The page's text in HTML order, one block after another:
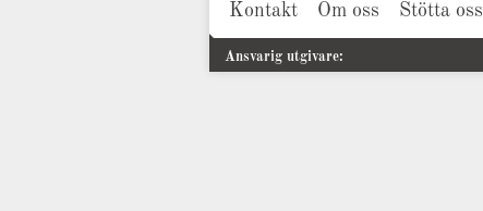
Kontakt Om oss Stötta oss
Ansvarig utgivare: